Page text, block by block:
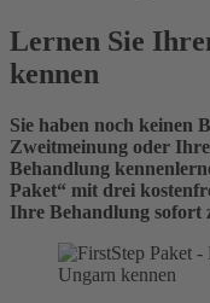
Lernen Sie
kennen
Sie haben noch keinen
Zweitmeinung oder
Behandlung
Paket“ mit drei
Ihre Behandlung sofort